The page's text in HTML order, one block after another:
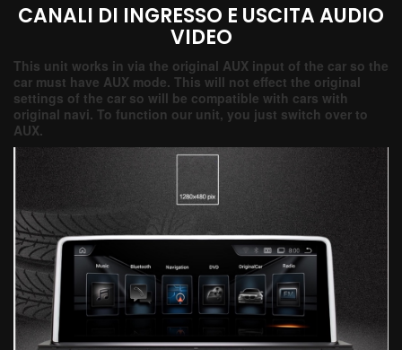
CANALI DI INGRESSO E USCITA AUDIO
VIDEO
This unit works in via the original AUX input of the car so the
car must have AUX mode. This will not effect the original
settings of the car so will be compatible with cars with
original navi. To function our unit, you just switch over to
AUX.